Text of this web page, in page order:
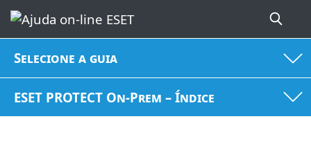
Selecione a guia
ESET PROTECT On-Prem – Índice